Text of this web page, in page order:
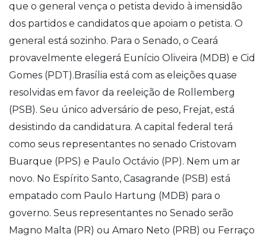
que o general vença o petista devido à imensidão
dos partidos e candidatos que apoiam o petista. O
general está sozinho. Para o Senado, o Ceará
provavelmente elegerá Eunício Oliveira (MDB) e Cid
Gomes (PDT).Brasília está com as eleições quase
resolvidas em favor da reeleição de Rollemberg
(PSB). Seu único adversário de peso, Frejat, está
desistindo da candidatura. A capital federal terá
como seus representantes no senado Cristovam
Buarque (PPS) e Paulo Octávio (PP). Nem um ar
novo. No Espírito Santo, Casagrande (PSB) está
empatado com Paulo Hartung (MDB) para o
governo. Seus representantes no Senado serão
Magno Malta (PR) ou Amaro Neto (PRB) ou Ferraço